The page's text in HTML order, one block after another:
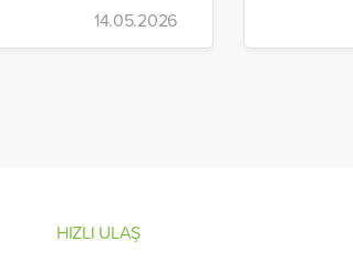
oluşan 7
14.05.2026
HIZLI ULAŞ